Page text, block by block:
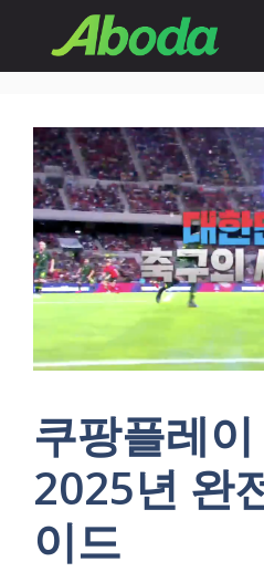
content
쿠팡플레
2025년 완
이드